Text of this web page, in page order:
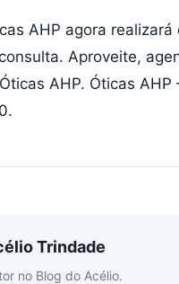
AHP agora
Aproveite,
AHP. Óticas
Trindade
no Blog do Acélio.